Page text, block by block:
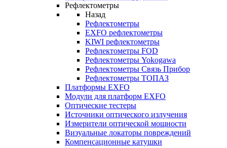
Рефлектометры
Назад
Рефлектометры
EXFO рефлектометры
KIWI рефлектометры
Рефлектометры FOD
Рефлектометры Yokogawa
Рефлектометры Связь Прибор
Рефлектометры ТОПАЗ
Платформы EXFO
Модули для платформ EXFO
Оптические тестеры
Источники оптического излучения
Измерители оптической мощности
Визуальные локаторы повреждений
Компенсационные катушки